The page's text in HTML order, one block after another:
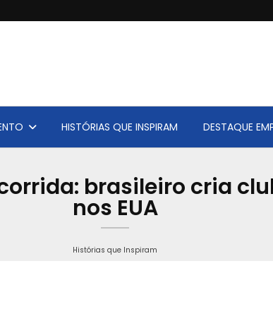
HISTÓRIAS QUE INSPIRAM DESTAQUE
brasileiro cria
nos EUA
Histórias que Inspiram